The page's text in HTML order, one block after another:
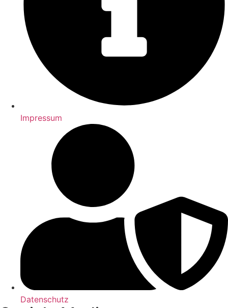
Impressum
Datenschutz